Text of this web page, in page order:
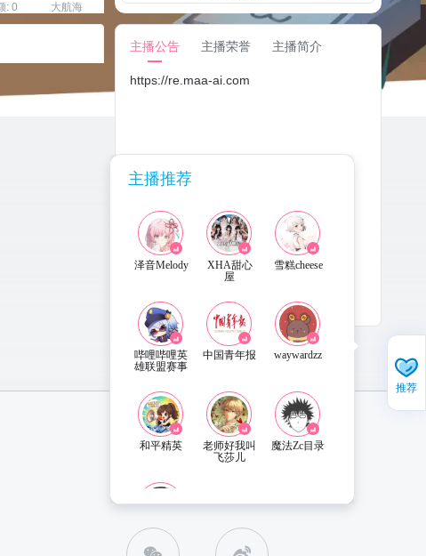
: 0
值
大航海
立即上船
主播公告 主播荣誉 主播简介
https://re.maa-ai.com
5-26更新
推荐
主播推荐
泽音Melody
XHA甜心
屋
雪糕cheese
哔哩哔哩英
雄联盟赛事
中国青年报 waywardzz
和平精英
老师好我叫
飞莎儿
魔法Zc目录
XHA花漾
少女
直播姬APP 下载